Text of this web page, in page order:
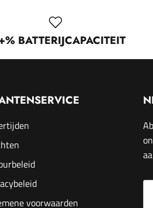
BATTERIJCAPACITEIT
voorwaarden